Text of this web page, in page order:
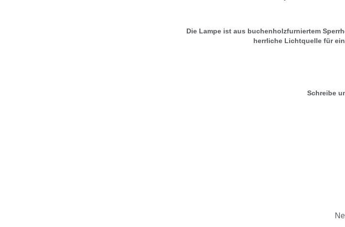
Die Lampe ist aus buchenholzfurniertem
herrliche Lichtquelle für
Schreibe